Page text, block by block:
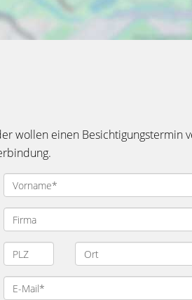
wollen einen